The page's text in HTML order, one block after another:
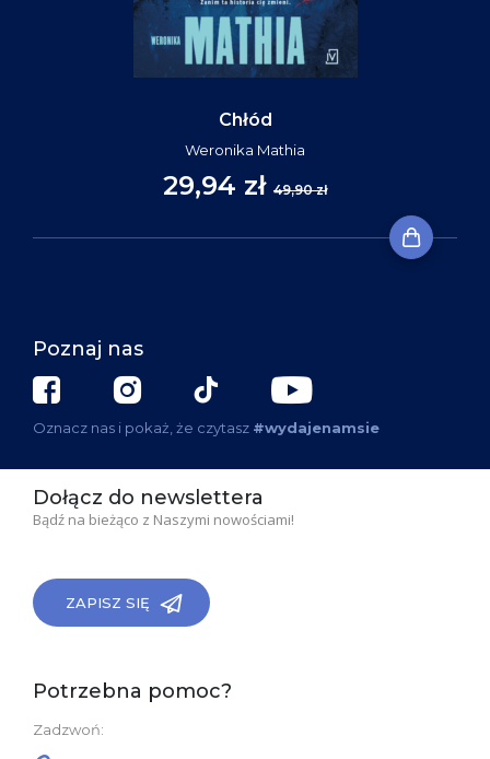
Chłód
Weronika Mathia
29,94 zł 49,90 zł
Poznaj nas
Oznacz nas i pokaż, że czytasz #wydajenamsie
Dołącz do newslettera
Bądź na bieżąco z Naszymi nowościami!
ZAPISZ SIĘ
Potrzebna pomoc?
Zadzwoń: